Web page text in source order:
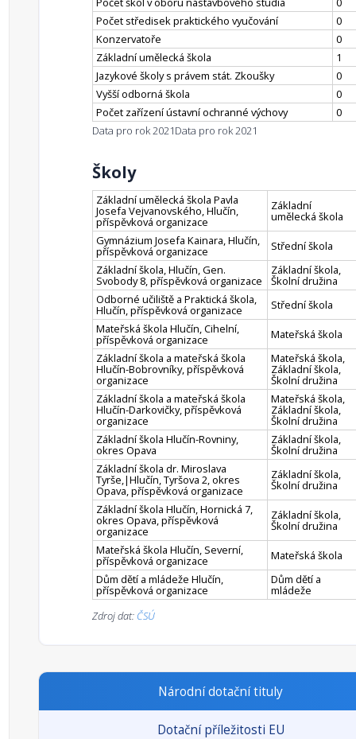
Počet středisek praktického vyučování
0
Konzervatoře
0
Základní umělecká škola
1
Jazykové školy s právem stát. Zkoušky
0
Vyšší odborná škola
0
Počet zařízení ústavní ochranné výchovy
0
Data pro rok 2021Data pro rok 2021
Školy
Základní umělecká škola Pavla
Josefa Vejvanovského, Hlučín,
příspěvková organizace
Základní
umělecká škola
Gymnázium Josefa Kainara, Hlučín,
příspěvková organizace
Střední škola
Základní škola, Hlučín, Gen.
Svobody 8, příspěvková organizace
Základní škola,
Školní družina
Odborné učiliště a Praktická škola,
Hlučín, příspěvková organizace
Střední škola
Mateřská škola Hlučín, Cihelní,
příspěvková organizace
Mateřská škola
Základní škola a mateřská škola
Hlučín-Bobrovníky, příspěvková
organizace
Mateřská škola,
Základní škola,
Školní družina
Základní škola a mateřská škola
Hlučín-Darkovičky, příspěvková
organizace
Mateřská škola,
Základní škola,
Školní družina
Základní škola Hlučín-Rovniny,
okres Opava
Základní škola,
Školní družina
Základní škola dr. Miroslava
Tyrše,|Hlučín, Tyršova 2, okres
Opava, příspěvková organizace
Základní škola,
Školní družina
Základní škola Hlučín, Hornická 7,
okres Opava, příspěvková
organizace
Základní škola,
Školní družina
Mateřská škola Hlučín, Severní,
příspěvková organizace
Mateřská škola
Dům dětí a mládeže Hlučín,
příspěvková organizace
Dům dětí a
mládeže
Zdroj dat: ČSÚ
Národní dotační tituly
Dotační příležitosti EU